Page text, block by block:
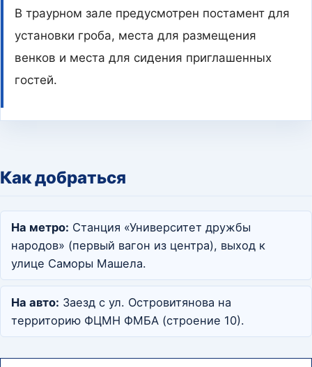
В траурном зале предусмотрен постамент для
установки гроба, места для размещения
венков и места для сидения приглашенных
гостей.
Как добраться
На метро: Станция «Университет дружбы
народов» (первый вагон из центра), выход к
улице Саморы Машела.
На авто: Заезд с ул. Островитянова на
территорию ФЦМН ФМБА (строение 10).